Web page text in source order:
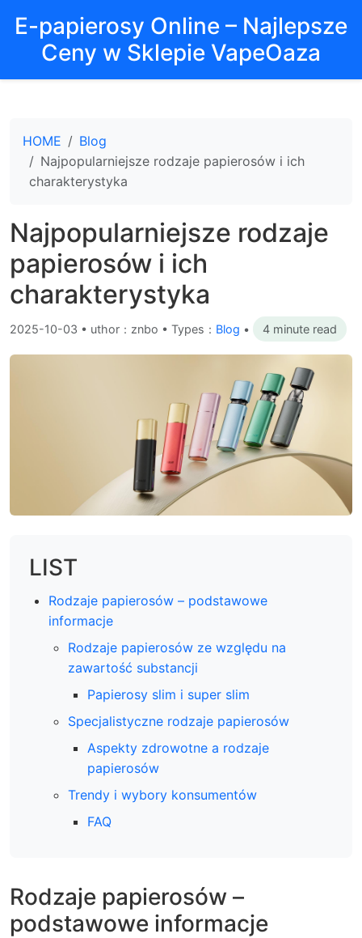
E-papierosy Online – Najlepsze
Ceny w Sklepie VapeOaza
HOME
Blog
Najpopularniejsze rodzaje papierosów i ich
charakterystyka
Najpopularniejsze rodzaje
papierosów i ich
charakterystyka
2025-10-03 • uthor：znbo • Types： Blog • 4 minute read
LIST
Rodzaje papierosów – podstawowe
informacje
Rodzaje papierosów ze względu na
zawartość substancji
Papierosy slim i super slim
Specjalistyczne rodzaje papierosów
Aspekty zdrowotne a rodzaje
papierosów
Trendy i wybory konsumentów
FAQ
Rodzaje papierosów –
podstawowe informacje